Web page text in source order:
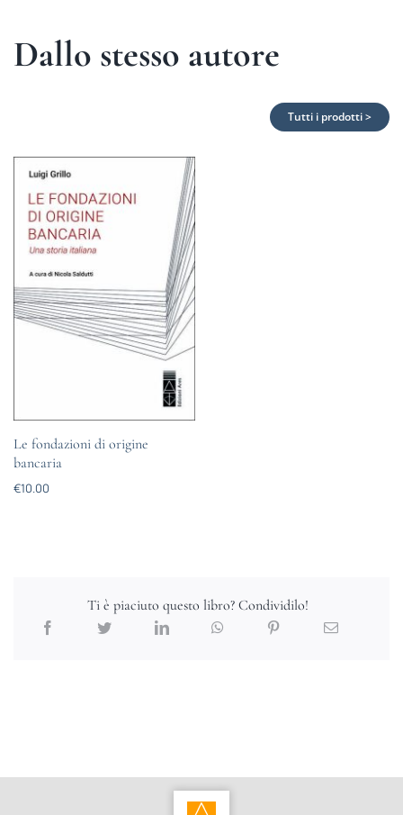
Dallo stesso autore
Tutti i prodotti >
Le fondazioni di origine
bancaria
€10.00
Ti è piaciuto questo libro? Condividilo!